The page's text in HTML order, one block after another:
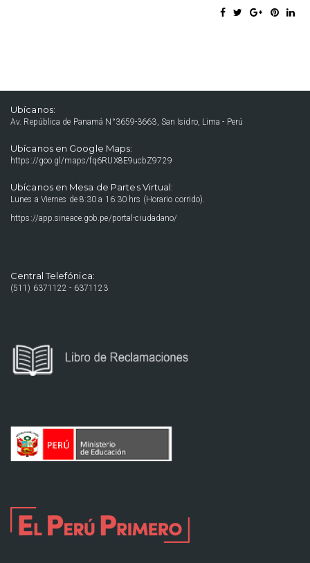
Ubícanos:
Av. República de Panamá N°3659-3663, San Isidro, Lima - Perú
Ubícanos en Google Maps:
https://goo.gl/maps/fq6RUX8E9ucbZ9729
Ubícanos en Mesa de Partes Virtual:
Lunes a Viernes de 8:30 a 16:30 hrs (Horario corrido).
https://app.sineace.gob.pe/portal-ciudadano/
Central Telefónica:
(511) 6371122 - 6371123